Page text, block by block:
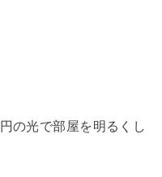
の光で部屋を明るくし